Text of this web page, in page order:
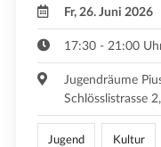
Fr, 26. Juni 2026
17:30 - 21:00
Jugendräume
Schlösslistrasse
Jugend Kultur